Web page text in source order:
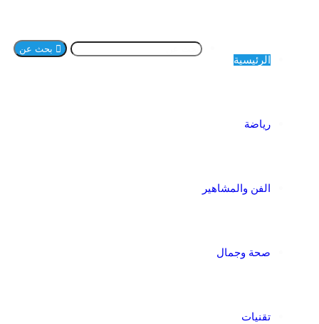
الفن والمشاهير
صحة وجمال
بحث عن